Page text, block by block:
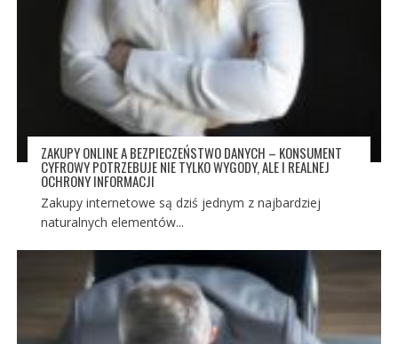
ZAKUPY ONLINE A BEZPIECZEŃSTWO DANYCH – KONSUMENT
CYFROWY POTRZEBUJE NIE TYLKO WYGODY, ALE I REALNEJ
OCHRONY INFORMACJI
Zakupy internetowe są dziś jednym z najbardziej
naturalnych elementów...